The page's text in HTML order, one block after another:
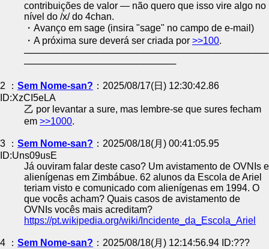
contribuições de valor — não quero que isso vire algo no
nível do /x/ do 4chan.
・Avanço em sage (insira "sage" no campo de e-mail)
・A próxima sure deverá ser criada por >>100.
─────────────────────────────────────
───────────────────────
2 ： Sem Nome-san? ：2025/08/17(日) 12:30:42.86
ID:XzCI5eLA
乙 por levantar a sure, mas lembre-se que sures fecham
em >>1000.
3 ： Sem Nome-san? ：2025/08/18(月) 00:41:05.95
ID:Uns09usE
Já ouviram falar deste caso? Um avistamento de OVNIs e
alienígenas em Zimbábue. 62 alunos da Escola de Ariel
teriam visto e comunicado com alienígenas em 1994. O
que vocês acham? Quais casos de avistamento de
OVNIs vocês mais acreditam?
https://pt.wikipedia.org/wiki/Incidente_da_Escola_Ariel
4 ： Sem Nome-san? ：2025/08/18(月) 12:14:56.94 ID:???